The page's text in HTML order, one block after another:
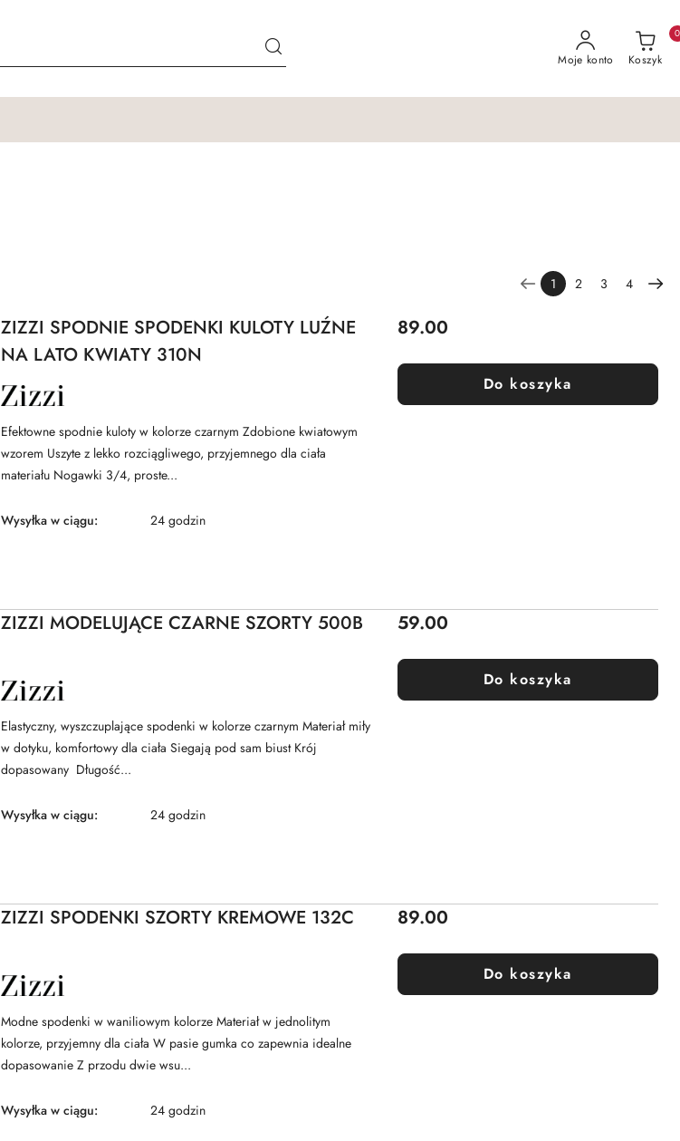
Moje konto Koszyk
0
1 2 3 4
ZIZZI SPODNIE SPODENKI KULOTY LUŹNE
NA LATO KWIATY 310N
NAZWA
PRODUCENTA:
Efektowne spodnie kuloty w kolorze czarnym Zdobione kwiatowym
wzorem Uszyte z lekko rozciągliwego, przyjemnego dla ciała
materiału Nogawki 3/4, proste...
Wysyłka w ciągu: 24 godzin
Cena:
89.00
Do koszyka
ZIZZI MODELUJĄCE CZARNE SZORTY 500B
NAZWA
PRODUCENTA:
Elastyczny, wyszczuplające spodenki w kolorze czarnym Materiał miły
w dotyku, komfortowy dla ciała Siegają pod sam biust Krój
dopasowany Długość...
Wysyłka w ciągu: 24 godzin
Cena:
59.00
Do koszyka
ZIZZI SPODENKI SZORTY KREMOWE 132C
NAZWA
PRODUCENTA:
Modne spodenki w waniliowym kolorze Materiał w jednolitym
kolorze, przyjemny dla ciała W pasie gumka co zapewnia idealne
dopasowanie Z przodu dwie wsu...
Wysyłka w ciągu: 24 godzin
Cena:
89.00
Do koszyka